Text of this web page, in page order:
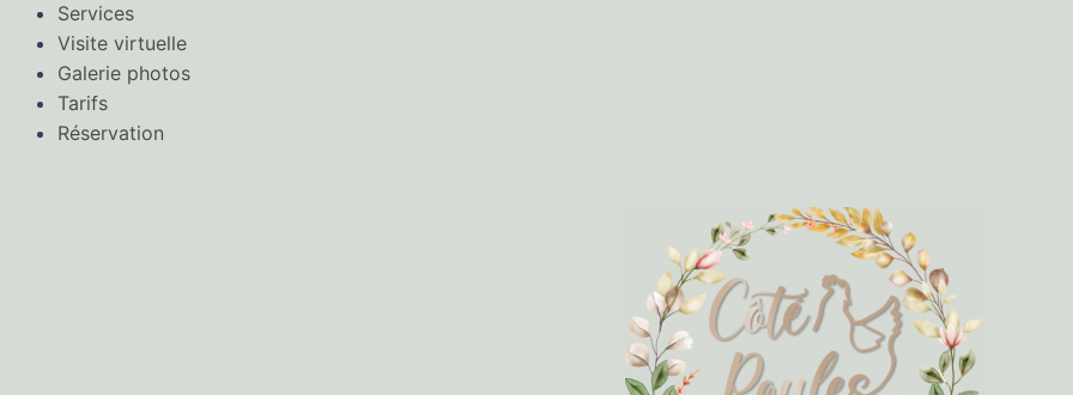
Services
Visite virtuelle
Galerie photos
Tarifs
Réservation